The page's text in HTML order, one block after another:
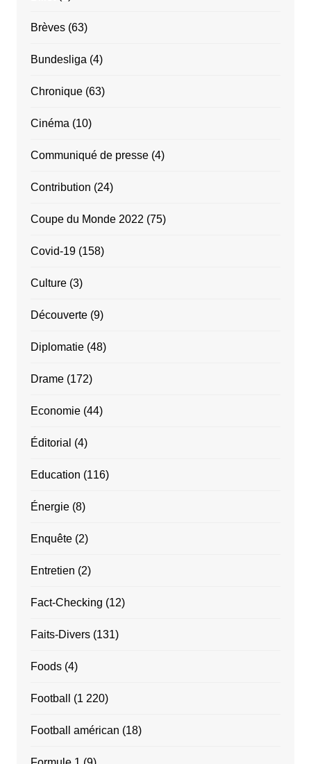
Brèves(63)
Bundesliga (4)
Chronique(63)
Cinéma (10)
Communiqué de presse(4)
Contribution (24)
Coupe du Monde 2022 (75)
Covid-19(158)
Culture(3)
Découverte(9)
Diplomatie(48)
Drame(172)
Economie(44)
Éditorial (4)
Education (116)
Énergie(8)
Enquête(2)
Entretien (2)
Fact-Checking (12)
Faits-Divers(131)
Foods(4)
Football (1 220)
Football américan (18)